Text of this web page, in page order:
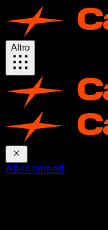
Altro
Allenamenti